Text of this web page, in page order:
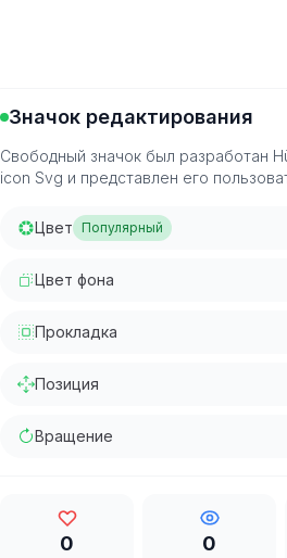
Значок редактирования
Свободный значок был разработан
icon Svg и представлен его
Цвет Популярный
Цвет фона
Прокладка
Позиция
Вращение
0 0